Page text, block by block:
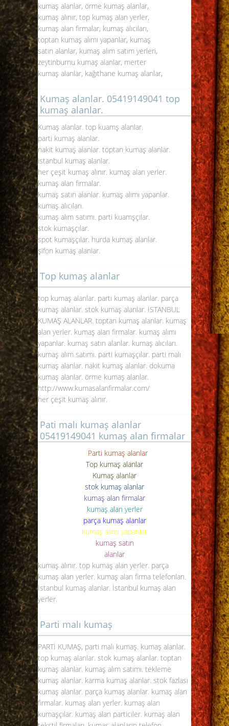
kumaş alanlar, örme kumaş alanlar,
kumaş alınır, top kumaş alan yerler,
kumaş alan firmalar, kumaş alıcıları,
toptan kumaş alımı yapanlar, kumaş
satın alanlar, kumaş alım satım yerleri,
zeytinburnu kumaş alanlar, merter
kumaş alanlar, kağıthane kumaş alanlar,
Kumaş alanlar. 05419149041 top
kumaş alanlar.
Kumaş alanlar. top kuamş alanlar.
parti kumaş alanlar.
nakit kumaş alanlar. toptan kumaş alanlar.
istanbul kumaş alanlar.
her çeşit kumaş alınır. kumaş alan yerler.
kumaş alan firmalar.
kumaş satın alanlar. kumaş alımı yapanlar.
kumaş alıcıları.
kumaş alım satımı. parti kuamşçılar.
stok kumaşçılar.
spot kumaşçılar. hurda kumaş alanlar.
şifon kumaş alanlar.
Top kumaş alanlar
top kumaş alanlar. parti kumaş alanlar. parça
kumaş alanlar. stok kumaş alanlar. İSTANBUL
KUMAŞ ALANLAR. toptan kumaş alanlar. kumaş
alan yerler. kumaş alan firmalar. kumaş alımı
yapanlar. kumaş satın alanlar. kumaş alıcıları.
kumaş alım satımı. parti kumaşçılar. parti malı
kumaş alanlar. nakit kumaş alanlar. dokuma
kumaş alanlar. örme kumaş alanlar.
http://www.kumasalanfirmalar.com/
her çeşit kumaş alınır.
Pati malı kumaş alanlar
05419149041 kumaş alan firmalar
Parti kumaş alanlar
Top kumaş alanlar
Kumaş alanlar
stok kumaş alanlar
kumaş alan firmalar
kumaş alan yerler
parça kumaş alanlar
kumaş alımı yapanlar
kumaş satın
alanlar
kumaş alınır. top kumaş alan yerler. parça
kumaş alan yerler. kumaş alan firma telefonları.
İstanbul kumaş alanlar. İstanbul kumaş alan
yerler.
Parti malı kumaş
PARTİ KUMAŞ, parti malı kumaş. kumaş alanlar.
top kumaş alanlar. stok kumaş alanlar. toptan
kumaş alanlar. kumaş alım satımı. tekleme
kumaş alanlar. karma kumaş alanlar. stok fazlası
kumaş alanlar. parça kumaş alanlar. kumaş alan
firmalar. kumaş alan yerler. kumaş alan
kumaşçılar. kumaş alan particiler. kumaş alan